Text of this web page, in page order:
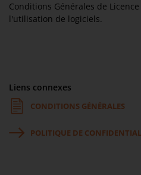
Conditions Générales de
l'utilisation de logiciels.
Liens connexes
CONDITIONS GÉNÉRALES
POLITIQUE DE